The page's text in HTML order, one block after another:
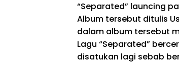
“Separated” launcing
Album tersebut ditulis
dalam album tersebut
Lagu “Separated”
disatukan lagi sebab